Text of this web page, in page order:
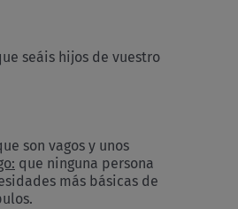
seáis hijos de vuestro
son vagos y unos
que ninguna persona
más básicas de